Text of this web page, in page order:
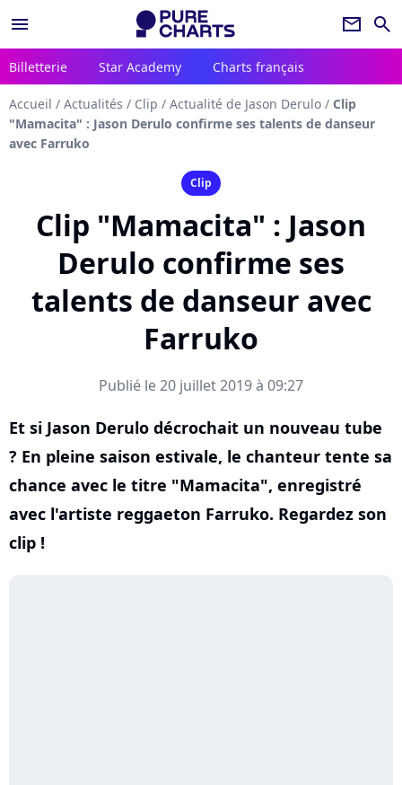
menu newsletter search
Billetterie Star Academy Charts français
Accueil / Actualités / Clip / Actualité de Jason Derulo / Clip
"Mamacita" : Jason Derulo confirme ses talents de danseur
avec Farruko
Clip
Clip "Mamacita" : Jason
Derulo confirme ses
talents de danseur avec
Farruko
Publié le 20 juillet 2019 à 09:27
Et si Jason Derulo décrochait un nouveau tube
? En pleine saison estivale, le chanteur tente sa
chance avec le titre "Mamacita", enregistré
avec l'artiste reggaeton Farruko. Regardez son
clip !